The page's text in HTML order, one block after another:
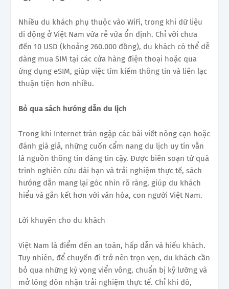
Nhiều du khách phụ thuộc vào WiFi, trong khi dữ liệu
di động ở Việt Nam vừa rẻ vừa ổn định. Chỉ với chưa
đến 10 USD (khoảng 260.000 đồng), du khách có thể dễ
dàng mua SIM tại các cửa hàng điện thoại hoặc qua
ứng dụng eSIM, giúp việc tìm kiếm thông tin và liên lạc
thuận tiện hơn nhiều.
Bỏ qua sách hướng dẫn du lịch
Trong khi Internet tràn ngập các bài viết nông cạn hoặc
đánh giá giả, những cuốn cẩm nang du lịch uy tín vẫn
là nguồn thông tin đáng tin cậy. Được biên soạn từ quá
trình nghiên cứu dài hạn và trải nghiệm thực tế, sách
hướng dẫn mang lại góc nhìn rõ ràng, giúp du khách
hiểu và gắn kết hơn với văn hóa, con người Việt Nam.
Lời khuyên cho du khách
Việt Nam là điểm đến an toàn, hấp dẫn và hiếu khách.
Tuy nhiên, để chuyến đi trở nên trọn vẹn, du khách cần
bỏ qua những kỳ vọng viển vông, chuẩn bị kỹ lưỡng và
mở lòng đón nhận trải nghiệm thực tế. Chỉ khi đó,